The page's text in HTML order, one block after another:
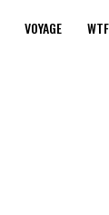
VOYAGE WTF